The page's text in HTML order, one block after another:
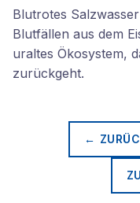
Blutrotes
Blutfällen aus dem
uraltes Ökosystem,
zurückgeht.
←